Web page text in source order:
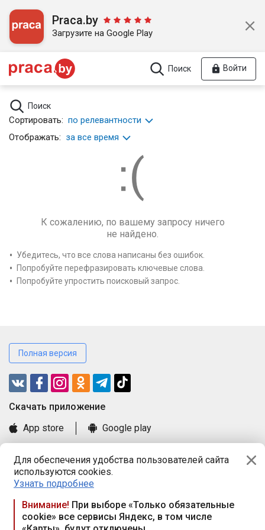
Для обеспечения удобства пользователей сайта
используются cookies.
Узнать подробнее
Внимание! При выборе «Только обязательные
cookie» все сервисы Яндекс, в том числе
Praca.by
Загрузите на Google Play
Поиск Войти
Поиск
Сортировать: по релевантности
Отображать: за все время
К сожалению, по вашему запросу ничего
не найдено.
Убедитесь, что все слова написаны без ошибок.
Попробуйте перефразировать ключевые слова.
Попробуйте упростить поисковый запрос.
Полная версия
Cкачать приложение
App store
Google play
Книга замечаний и предложений
Правила и документы
Praca.by © 2000—2026, ООО «ПРАЦА БАЙ»
Республика Беларусь, 220114, г. Минск, пр-т Независимости
117а, пом. № 9.